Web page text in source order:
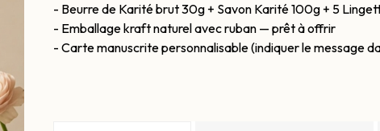
- Beurre de Karité brut 30g + Savon Karité 100g + 5
- Emballage kraft naturel avec ruban — prêt à offrir
- Carte manuscrite personnalisable (indiquer le message